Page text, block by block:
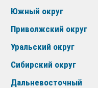
Южный округ
Приволжский округ
Уральский округ
Сибирский округ
Дальневосточный